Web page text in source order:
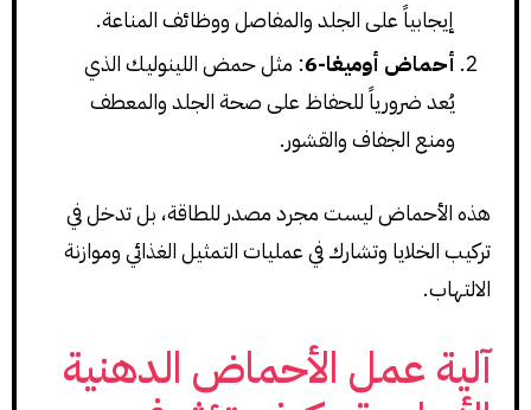
إيجابياً على الجلد والمفاصل ووظائف المناعة.
أحماض أوميغا-6 : مثل حمض اللينوليك الذي
يُعد ضرورياً للحفاظ على صحة الجلد والمعطف
ومنع الجفاف والقشور.
هذه الأحماض ليست مجرد مصدر للطاقة، بل تدخل في
تركيب الخلايا وتشارك في عمليات التمثيل الغذائي وموازنة
الالتهاب.
آلية عمل الأحماض الدهنية